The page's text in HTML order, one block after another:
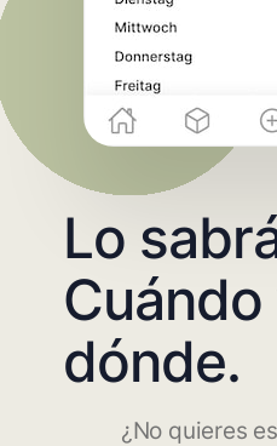
Lo
Cuándo
dónde.
¿No quieres